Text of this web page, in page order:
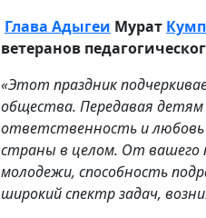
Глава Адыгеи Мурат
ветеранов
«Этот праздник
общества. Передавая
ответственность и любовь
страны в целом. От вашего
молодежи, способность
широкий спектр задач,